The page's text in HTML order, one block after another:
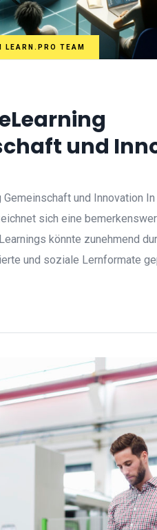
LEARN.PRO TEAM
und
und Innovation
sich eine
könnte zunehmend
und soziale Lernformate